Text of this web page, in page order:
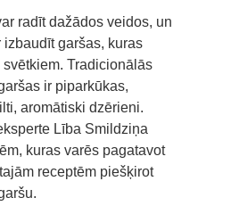
radīt dažādos veidos, un
izbaudīt garšas, kuras
Tradicionālās
ir piparkūkas,
aromātiski dzērieni.
Lība Smildziņa
kuras varēs pagatavot
receptēm piešķirot